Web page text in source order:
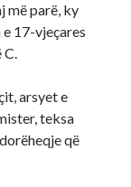
më parë, ky
17-vjeçares
C.
arsyet e
teksa
që